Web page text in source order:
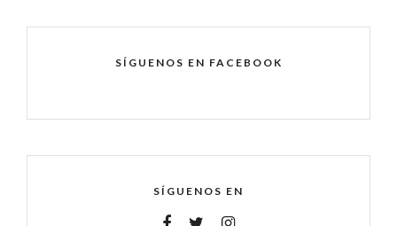
SÍGUENOS EN FACEBOOK
SÍGUENOS EN